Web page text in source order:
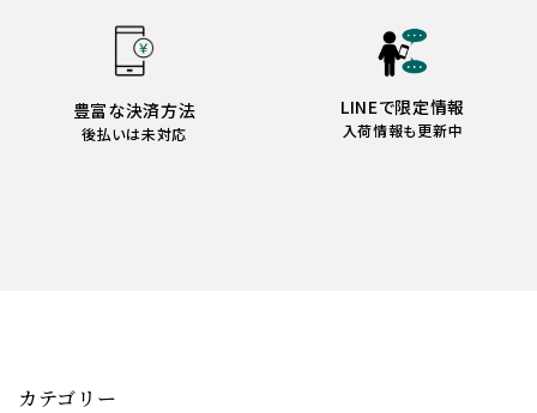
豊富な決済方法
後払いは未対応
LINEで限定情報
入荷情報も更新中
カテゴリー